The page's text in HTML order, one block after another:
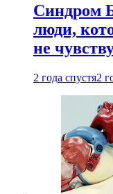
Синдром
люди,
не
2 года спустя2